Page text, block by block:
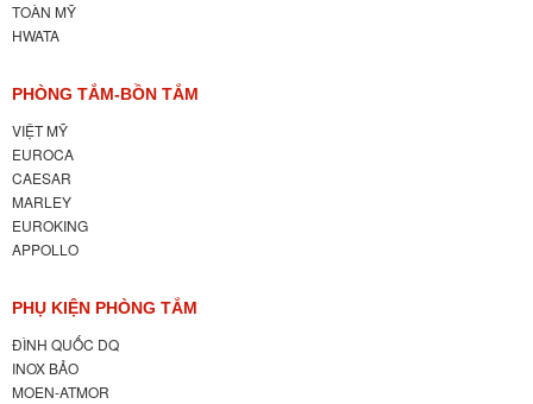
TOÀN MỸ
HWATA
PHÒNG TẮM-BỒN TẮM
VIỆT MỸ
EUROCA
CAESAR
MARLEY
EUROKING
APPOLLO
PHỤ KIỆN PHÒNG TẮM
ĐÌNH QUỐC DQ
INOX BẢO
MOEN-ATMOR